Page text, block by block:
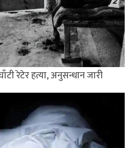
रेटेर हत्या, अनुसन्धान जारी